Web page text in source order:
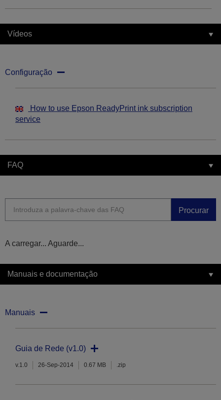
Vídeos
Configuração
How to use Epson ReadyPrint ink subscription
service
FAQ
Procurar
A carregar... Aguarde...
Manuais e documentação
Manuais
Guia de Rede (v1.0)
v.1.0 26-Sep-2014 0.67 MB .zip